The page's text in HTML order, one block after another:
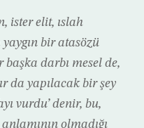
ister elit, ıslah
bir atasözü
başka darbı mesel de,
da yapılacak bir şey
vurdu’ denir, bu,
olmadığı